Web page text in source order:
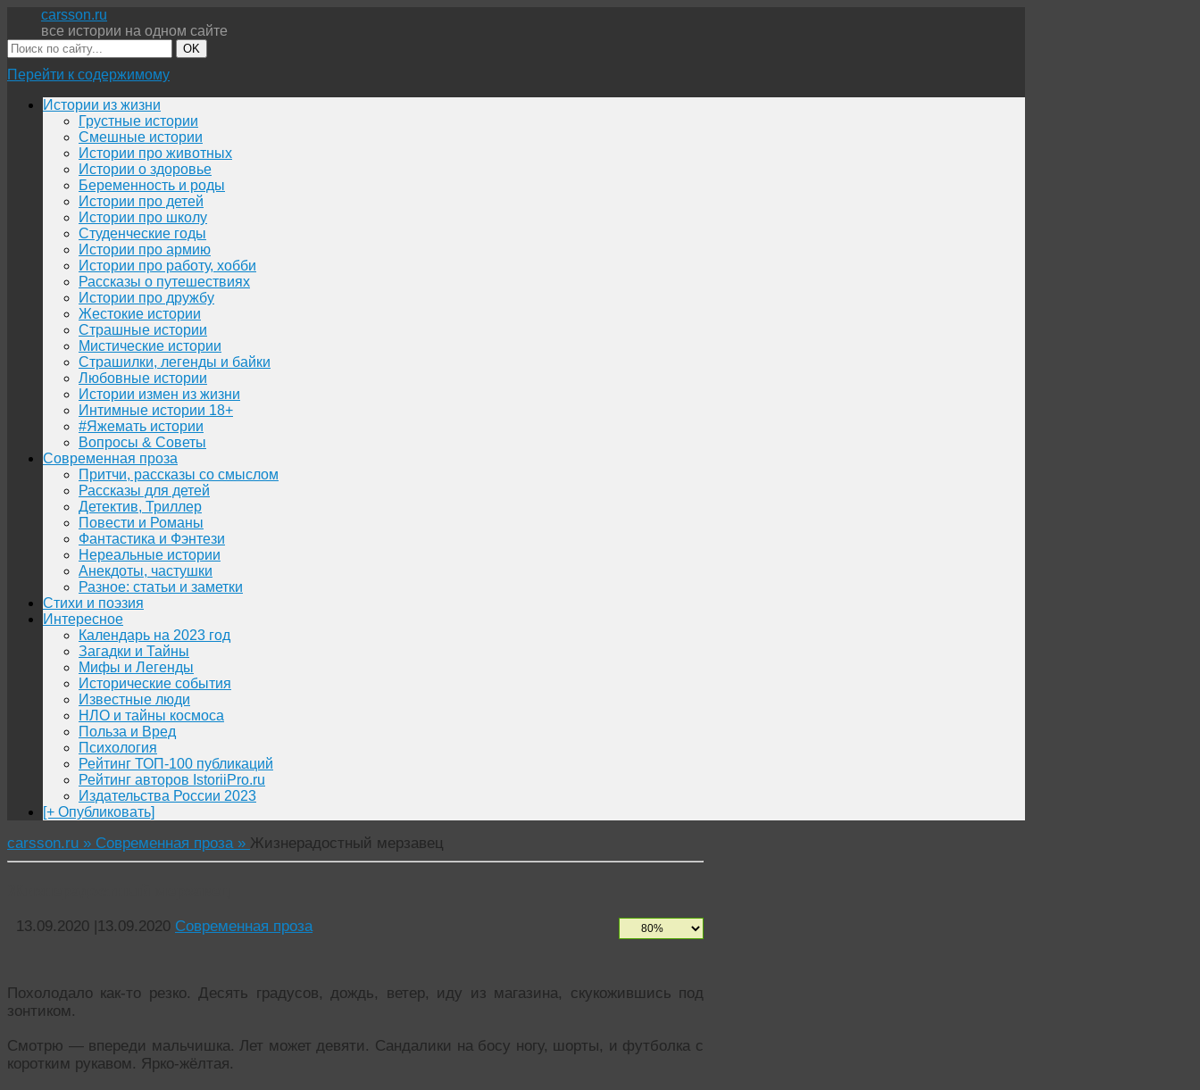
carsson.ru
все истории на одном сайте
OK
Перейти к содержимому
Истории из жизни
Грустные истории
Смешные истории
Истории про животных
Истории о здоровье
Беременность и роды
Истории про детей
Истории про школу
Студенческие годы
Истории про армию
Истории про работу, хобби
Рассказы о путешествиях
Истории про дружбу
Жестокие истории
Страшные истории
Мистические истории
Страшилки, легенды и байки
Любовные истории
Истории измен из жизни
Интимные истории 18+
#Яжемать истории
Вопросы & Советы
Современная проза
Притчи, рассказы со смыслом
Рассказы для детей
Детектив, Триллер
Повести и Романы
Фантастика и Фэнтези
Нереальные истории
Анекдоты, частушки
Разное: статьи и заметки
Стихи и поэзия
Интересное
Календарь на 2023 год
Загадки и Тайны
Мифы и Легенды
Исторические события
Известные люди
НЛО и тайны космоса
Польза и Вред
Психология
Рейтинг ТОП-100 публикаций
Рейтинг авторов IstoriiPro.ru
Издательства России 2023
[+ Опубликовать]
carsson.ru » Современная проза » Жизнерадостный мерзавец
13.09.2020 |13.09.2020 Современная проза
Похолодало как-то резко. Десять градусов, дождь, ветер, иду из магазина, скукожившись под
зонтиком.
Смотрю — впереди мальчишка. Лет может девяти. Сандалики на босу ногу, шорты, и футболка с
коротким рукавом. Ярко-жёлтая.